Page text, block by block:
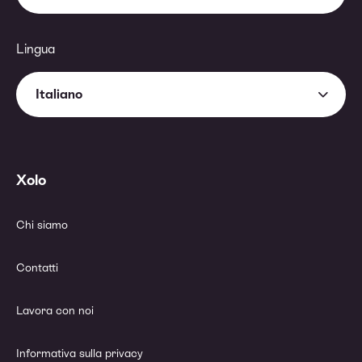
Lingua
Italiano
Xolo
Chi siamo
Contatti
Lavora con noi
Informativa sulla privacy